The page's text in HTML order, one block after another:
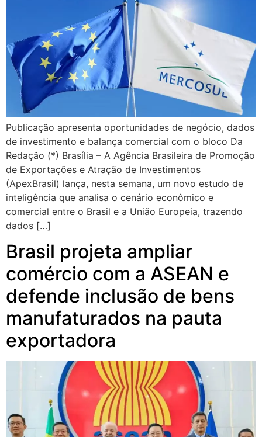
Publicação apresenta oportunidades de negócio, dados
de investimento e balança comercial com o bloco Da
Redação (*) Brasília – A Agência Brasileira de Promoção
de Exportações e Atração de Investimentos
(ApexBrasil) lança, nesta semana, um novo estudo de
inteligência que analisa o cenário econômico e
comercial entre o Brasil e a União Europeia, trazendo
dados […]
Brasil projeta ampliar
comércio com a ASEAN e
defende inclusão de bens
manufaturados na pauta
exportadora